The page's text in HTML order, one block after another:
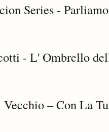
Series -
- L' Ombrello
– Con La